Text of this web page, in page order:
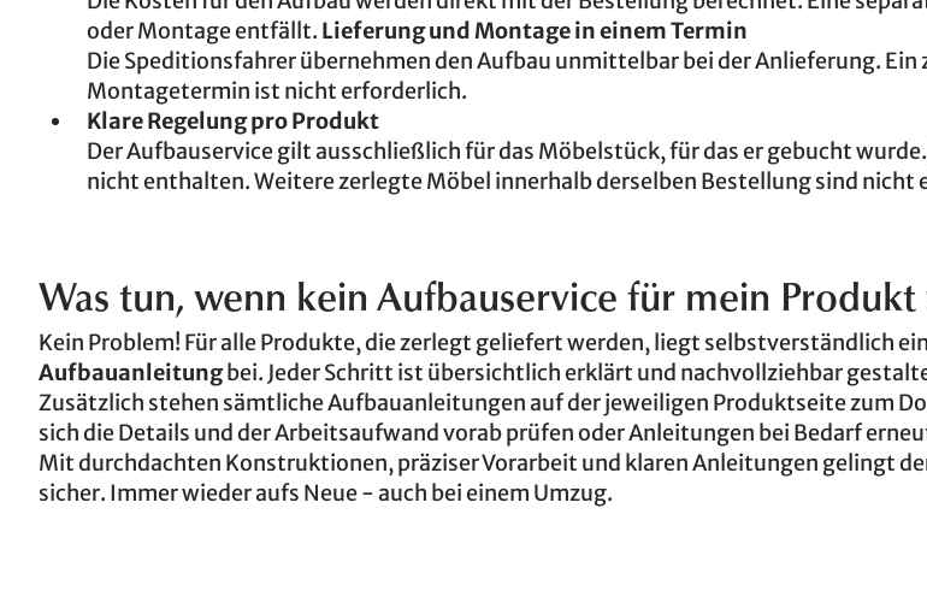
oder Montage entfällt. Lieferung und Montage in einem Termin
Die Speditionsfahrer übernehmen den Aufbau unmittelbar bei der Anlieferung. Ein
Montagetermin ist nicht erforderlich.
Klare Regelung pro Produkt
Der Aufbauservice gilt ausschließlich für das Möbelstück, für das er gebucht
nicht enthalten. Weitere zerlegte Möbel innerhalb derselben Bestellung sind nicht
Was tun, wenn kein Aufbauservice für mein Produkt
Kein Problem! Für alle Produkte, die zerlegt geliefert werden, liegt selbstverständlich
Aufbauanleitungbei. Jeder Schritt ist übersichtlich erklärt und nachvollziehbar
Zusätzlich stehen sämtliche Aufbauanleitungen auf der jeweiligen Produktseite zum
sich die Details und der Arbeitsaufwand vorab prüfen oder Anleitungen bei Bedarf
Mit durchdachten Konstruktionen, präziser Vorarbeit und klaren Anleitungen gelingt
sicher. Immer wieder aufs Neue - auch bei einem Umzug.